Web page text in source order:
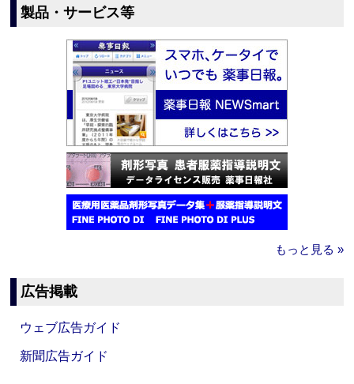
製品・サービス等
もっと見る »
広告掲載
ウェブ広告ガイド
新聞広告ガイド